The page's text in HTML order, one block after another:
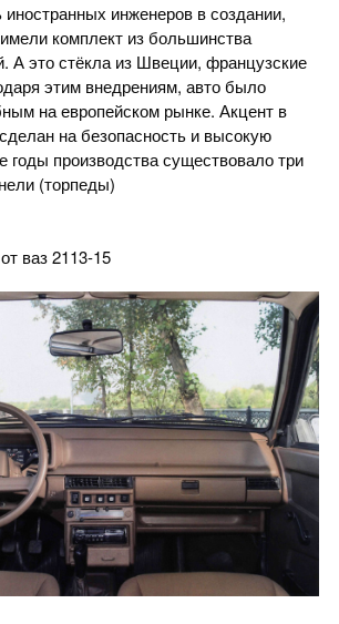
инженеров в создании,
комплект из большинства
А это стёкла из Швеции, французские
этим внедрениям, авто было
на европейском рынке. Акцент в
на безопасность и высокую
годы производства существовало три
(торпеды)
ваз 2113-15